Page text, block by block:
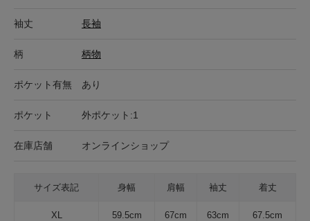
袖丈 長袖
柄 柄物
ポケット有無 あり
ポケット 外ポケット:1
在庫店舗 オンラインショップ
サイズ表記 身幅 肩幅 袖丈 着丈
XL 59.5cm 67cm 63cm 67.5cm